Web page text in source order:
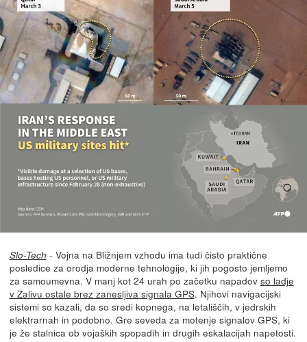
Slo-Tech - Vojna na Bližnjem vzhodu ima tudi čisto praktične
posledice za orodja moderne tehnologije, ki jih pogosto jemljemo
za samoumevna. V manj kot 24 urah po začetku napadov so ladje
v Zalivu ostale brez zanesljiva signala GPS. Njihovi navigacijski
sistemi so kazali, da so sredi kopnega, na letališčih, v jedrskih
elektrarnah in podobno. Gre seveda za motenje signalov GPS, ki
je že stalnica ob vojaških spopadih in drugih eskalacijah napetosti.